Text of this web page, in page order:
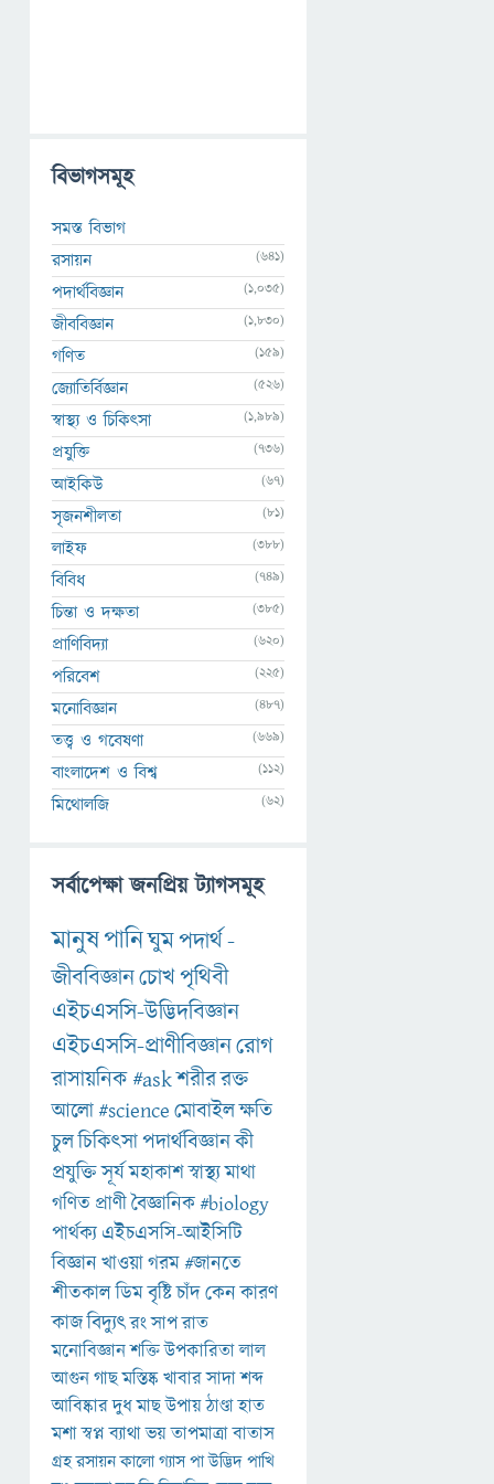
বিভাগসমূহ
সমস্ত বিভাগ
রসায়ন
(641)
পদার্থবিজ্ঞান (1,035)
জীববিজ্ঞান (1,830)
গণিত (159)
জ্যোতির্বিজ্ঞান (526)
স্বাস্থ্য ও চিকিৎসা (1,989)
প্রযুক্তি (736)
আইকিউ (67)
সৃজনশীলতা (81)
লাইফ (388)
বিবিধ (749)
চিন্তা ও দক্ষতা (385)
প্রাণিবিদ্যা (620)
পরিবেশ (225)
মনোবিজ্ঞান (487)
তত্ত্ব ও গবেষণা (669)
বাংলাদেশ ও বিশ্ব (112)
মিথোলজি (62)
সর্বাপেক্ষা জনপ্রিয় ট্যাগসমূহ
মানুষপানিঘুমপদার্থ-
জীববিজ্ঞানচোখপৃথিবী
এইচএসসি-উদ্ভিদবিজ্ঞান
এইচএসসি-প্রাণীবিজ্ঞানরোগ
রাসায়নিক#askশরীররক্ত
আলো#scienceমোবাইলক্ষতি
চুলচিকিৎসাপদার্থবিজ্ঞানকী
প্রযুক্তিসূর্যমহাকাশস্বাস্থ্যমাথা
গণিত প্রাণীবৈজ্ঞানিক#biology
পার্থক্য এইচএসসি-আইসিটি
বিজ্ঞানখাওয়াগরম#জানতে
শীতকালডিমবৃষ্টিচাঁদকেনকারণ
কাজবিদ্যুৎরংসাপরাত
মনোবিজ্ঞানশক্তিউপকারিতালাল
আগুনগাছমস্তিষ্কখাবারসাদাশব্দ
আবিষ্কারদুধমাছউপায়ঠাণ্ডাহাত
মশাস্বপ্নব্যাথাভয়তাপমাত্রাবাতাস
গ্রহরসায়নকালোগ্যাসপাউদ্ভিদপাখি